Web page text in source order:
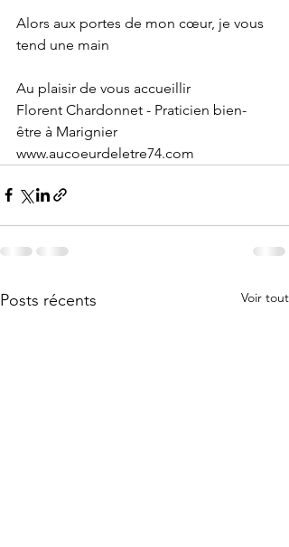
Alors aux portes de mon cœur, je vous
tend une main
Au plaisir de vous accueillir
Florent Chardonnet - Praticien bien-
être à Marignier
www.aucoeurdeletre74.com
Posts récents Voir tout